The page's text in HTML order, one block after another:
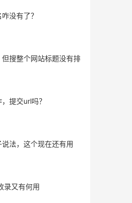
没有了？
搜整个网站标题没有排
提交url吗？
法，这个现在还有用
录又有何用